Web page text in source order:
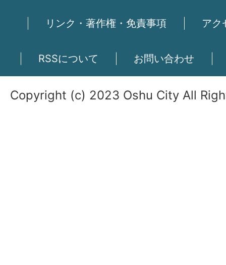
リンク・著作権・免責事項 アク
RSSについて お問い合わせ
Copyright (c) 2023 Oshu City All